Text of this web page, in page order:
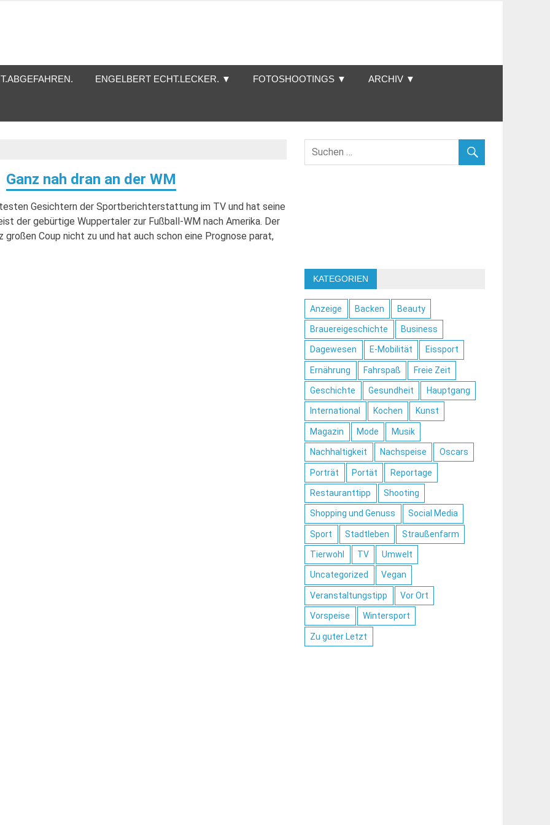
ENGELBERT ECHT.LECKER. ▼ FOTOSHOOTINGS ▼ ARCHIV ▼
Ganz nah dran an der WM
Gesichtern der Sportberichterstattung im TV und hat seine
der gebürtige Wuppertaler zur Fußball-WM nach Amerika. Der
Coup nicht zu und hat auch schon eine Prognose parat,
KATEGORIEN
Anzeige Backen Beauty
Brauereigeschichte Business
Dagewesen E-Mobilität Eissport
Ernährung Fahrspaß Freie Zeit
Geschichte Gesundheit Hauptgang
International Kochen Kunst
Magazin Mode Musik
Nachhaltigkeit Nachspeise Oscars
Porträt Portät Reportage
Restauranttipp Shooting
Shopping und Genuss Social Media
Sport Stadtleben Straußenfarm
Tierwohl TV Umwelt
Uncategorized Vegan
Veranstaltungstipp Vor Ort
Vorspeise Wintersport
Zu guter Letzt